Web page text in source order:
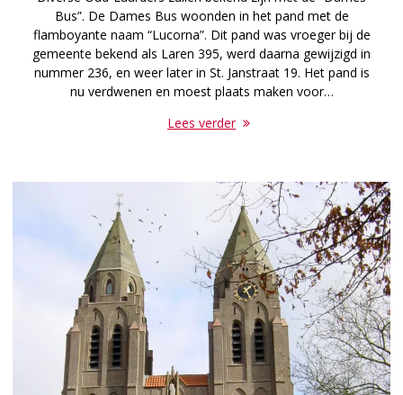
Bus”. De Dames Bus woonden in het pand met de
flamboyante naam “Lucorna”. Dit pand was vroeger bij de
gemeente bekend als Laren 395, werd daarna gewijzigd in
nummer 236, en weer later in St. Janstraat 19. Het pand is
nu verdwenen en moest plaats maken voor…
Lees verder